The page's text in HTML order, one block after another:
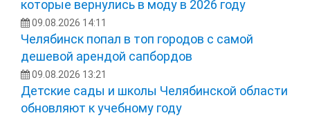
которые вернулись в моду в 2026 году
09.08.2026 14:11
Челябинск попал в топ городов с самой
дешевой арендой сапбордов
09.08.2026 13:21
Детские сады и школы Челябинской области
обновляют к учебному году